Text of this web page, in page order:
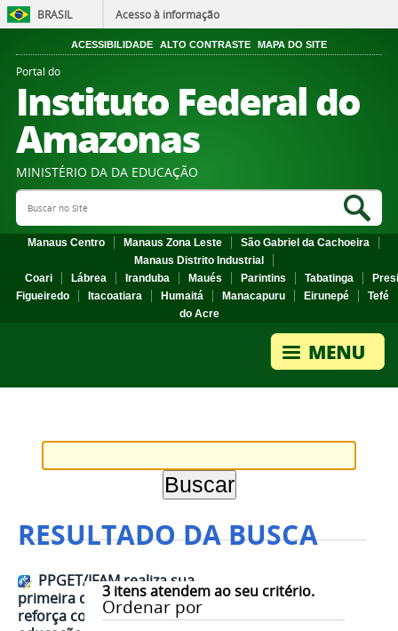
BRASIL Acesso à informação
ACESSIBILIDADE ALTO CONTRASTE MAPA DO SITE
Portal do
Instituto Federal do
Amazonas
MINISTÉRIO DA DA EDUCAÇÃO
Search Site
Manaus Centro Manaus Zona Leste
São Gabriel da Cachoeira
Manaus Distrito Industrial
Coari
Lábrea Iranduba Maués Parintins Tabatinga
Figueiredo
Itacoatiara Humaitá Manacapuru Eirunepé
Tefé
do Acre
RESULTADO DA BUSCA
3itens atendem ao seu critério.
Ordenar por
PPGET/IFAM realiza sua
primeira defesa de doutorado e
reforça compromisso com a